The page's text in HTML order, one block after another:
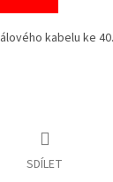
kabelu ke
SDÍLET